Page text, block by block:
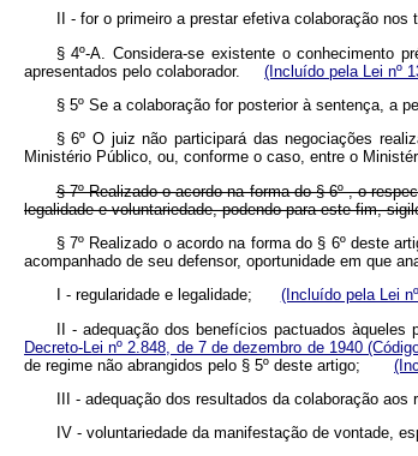
II - for o primeiro a prestar efetiva colaboração nos
§ 4º-A. Considera-se existente o conhecimento
apresentados pelo colaborador. (Incluído pela Lei nº
§ 5º Se a colaboração for posterior à sentença, a
§ 6º O juiz não participará das negociações
Ministério Público, ou, conforme o caso, entre o
§ 7º Realizado o acordo na forma do § 6º , o
legalidade e voluntariedade, podendo para este fim,
§ 7º Realizado o acordo na forma do § 6º deste
acompanhado de seu defensor, oportunidade em que
I - regularidade e legalidade; (Incluído pela Lei
II - adequação dos benefícios pactuados àqueles
Decreto-Lei nº 2.848, de 7 de dezembro de 1940
de regime não abrangidos pelo § 5º deste artigo;
III - adequação dos resultados da colaboração
IV - voluntariedade da manifestação de vontade,